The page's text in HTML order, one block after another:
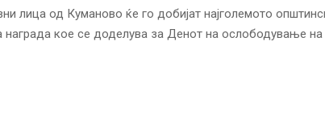
лица од Куманово ќе го добијат најголемото
награда кое се доделува за Денот на ослободување на